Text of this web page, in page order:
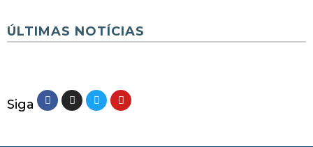
ÚLTIMAS NOTÍCIAS
Siga